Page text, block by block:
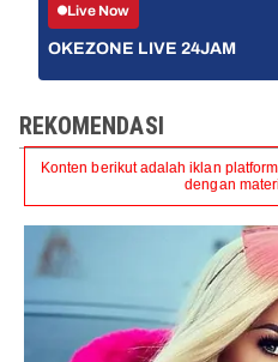
Live Now
OKEZONE LIVE 24JAM